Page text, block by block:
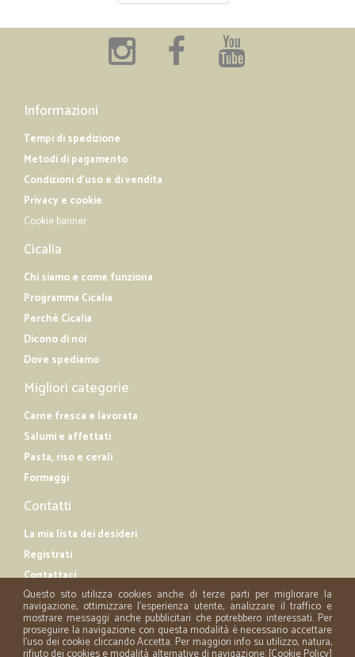
Informazioni
Tempi di spedizione
Metodi di pagamento
Condizioni d'uso e di vendita
Privacy e cookie
Cookie banner
Cicalia
Chi siamo e come funziona
Programma Cicalia
Perché Cicalia
Dicono di noi
Dove spediamo
Migliori categorie
Carne fresca e lavorata
Salumi e affettati
Pasta, riso e cerali
Formaggi
Contatti
La mia lista dei desideri
Registrati
Contattaci
Questo sito utilizza cookies anche di terze parti per migliorare la
navigazione, ottimizzare l'esperienza utente, analizzare il traffico e
mostrare messaggi anche pubblicitari che potrebbero interessati. Per
proseguire la navigazione con questa modalità è necessario accettare
l'uso dei cookie cliccando Accetta. Per maggiori info su utilizzo, natura,